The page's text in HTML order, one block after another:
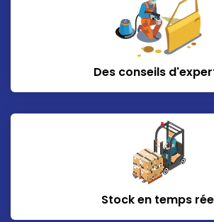
Des conseils
Stock en temps